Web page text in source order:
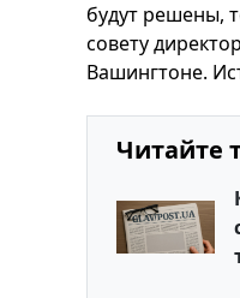
будут решены,
совету
Вашингтоне.
Читайте